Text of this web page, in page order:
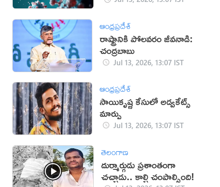
ఆంధ్రప్రదేశ్
రాష్ట్రానికి పోలవరం జీవనాడి:
చంద్రబాబు
Jul 13, 2026, 13:07 IST
ఆంధ్రప్రదేశ్
సాయికృష్ణ కేసులో అడ్వకేట్స్
మార్పు
Jul 13, 2026, 13:07 IST
తెలంగాణ
దుర్మార్గుడు ప్రశాంతంగా
చచ్చాడు.. కాల్చి చంపాల్సింది!